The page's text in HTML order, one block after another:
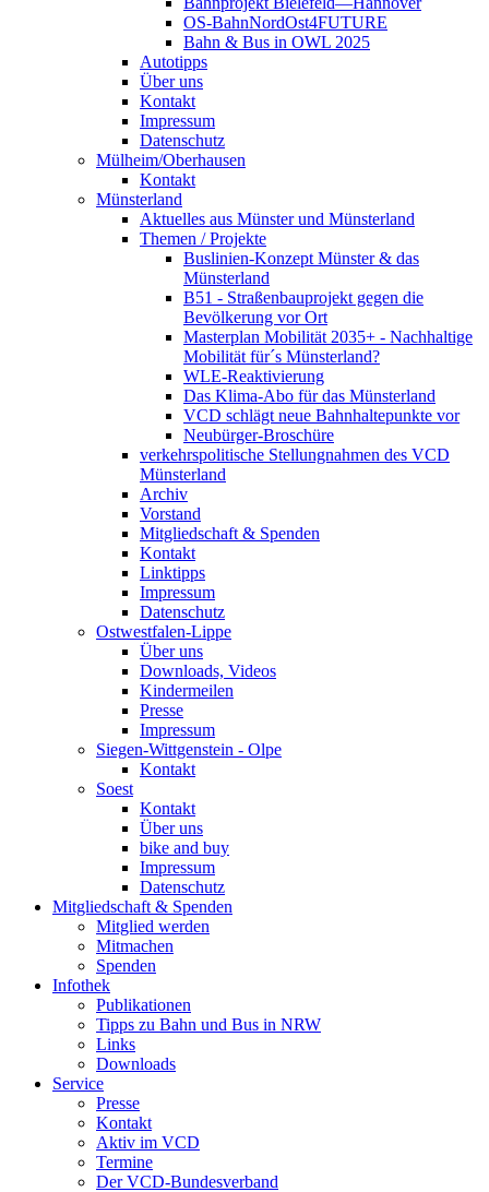
OS-BahnNordOst4FUTURE
Bahn & Bus in OWL 2025
Autotipps
Über uns
Kontakt
Impressum
Datenschutz
Mülheim/Oberhausen
Kontakt
Münsterland
Aktuelles aus Münster und Münsterland
Themen / Projekte
Buslinien-Konzept Münster & das
Münsterland
B51 - Straßenbauprojekt gegen die
Bevölkerung vor Ort
Masterplan Mobilität 2035+ - Nachhaltige
Mobilität für´s Münsterland?
WLE-Reaktivierung
Das Klima-Abo für das Münsterland
VCD schlägt neue Bahnhaltepunkte vor
Neubürger-Broschüre
verkehrspolitische Stellungnahmen des VCD
Münsterland
Archiv
Vorstand
Mitgliedschaft & Spenden
Kontakt
Linktipps
Impressum
Datenschutz
Ostwestfalen-Lippe
Über uns
Downloads, Videos
Kindermeilen
Presse
Impressum
Siegen-Wittgenstein - Olpe
Kontakt
Soest
Kontakt
Über uns
bike and buy
Impressum
Datenschutz
Mitgliedschaft & Spenden
Mitglied werden
Mitmachen
Spenden
Infothek
Publikationen
Tipps zu Bahn und Bus in NRW
Links
Downloads
Service
Presse
Kontakt
Aktiv im VCD
Termine
Der VCD-Bundesverband